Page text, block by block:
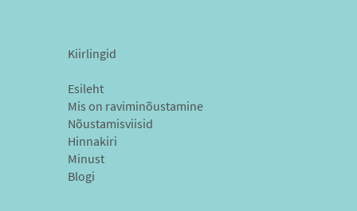
Kiirlingid
Esileht
Mis on raviminõustamine
Nõustamisviisid
Hinnakiri
Minust
Blogi